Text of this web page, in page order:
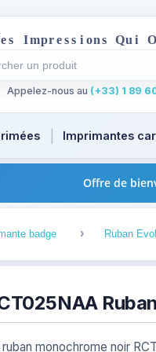
es Impres s i ons Qu i O
un produit
récentes au
Appelez-nous au (+33) 1 89
Imprimantes
Offre de
badge Ruban
monochrome noir